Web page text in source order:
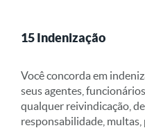
15 Indenização
Você concorda em
seus agentes,
qualquer reivindicação,
responsabilidade, multas,